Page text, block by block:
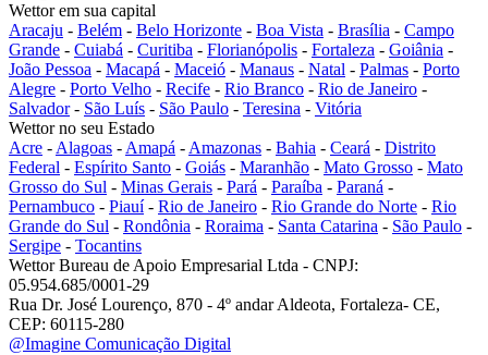
Wettor em sua capital
Aracaju - Belém - Belo Horizonte - Boa Vista - Brasília - Campo
Grande - Cuiabá - Curitiba - Florianópolis - Fortaleza - Goiânia -
João Pessoa - Macapá - Maceió - Manaus - Natal - Palmas - Porto
Alegre - Porto Velho - Recife - Rio Branco - Rio de Janeiro -
Salvador- São Luís - São Paulo - Teresina - Vitória
Wettor no seu Estado
Acre - Alagoas - Amapá - Amazonas - Bahia - Ceará - Distrito
Federal - Espírito Santo - Goiás - Maranhão - Mato Grosso - Mato
Grosso do Sul - Minas Gerais - Pará - Paraíba - Paraná -
Pernambuco - Piauí- Rio de Janeiro - Rio Grande do Norte - Rio
Grande do Sul - Rondônia - Roraima - Santa Catarina - São Paulo -
Sergipe - Tocantins
Wettor Bureau de Apoio Empresarial Ltda - CNPJ:
05.954.685/0001-29
Rua Dr. José Lourenço, 870 - 4º andar Aldeota, Fortaleza- CE,
CEP: 60115-280
@Imagine Comunicação Digital